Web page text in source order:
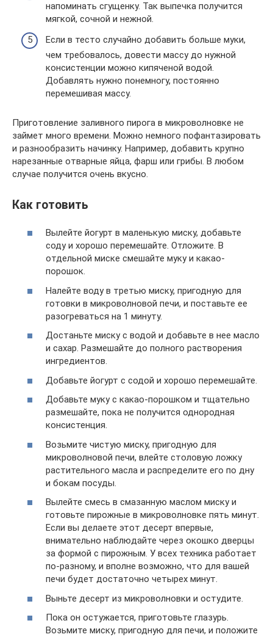
напоминать сгущенку. Так выпечка получится
мягкой, сочной и нежной.
Если в тесто случайно добавить больше муки,
чем требовалось, довести массу до нужной
консистенции можно кипяченой водой.
Добавлять нужно понемногу, постоянно
перемешивая массу.
Приготовление заливного пирога в микроволновке не
займет много времени. Можно немного пофантазировать
и разнообразить начинку. Например, добавить крупно
нарезанные отварные яйца, фарш или грибы. В любом
случае получится очень вкусно.
Как готовить
Вылейте йогурт в маленькую миску, добавьте
соду и хорошо перемешайте. Отложите. В
отдельной миске смешайте муку и какао-
порошок.
Налейте воду в третью миску, пригодную для
готовки в микроволновой печи, и поставьте ее
разогреваться на 1 минуту.
Достаньте миску с водой и добавьте в нее масло
и сахар. Размешайте до полного растворения
ингредиентов.
Добавьте йогурт с содой и хорошо перемешайте.
Добавьте муку с какао-порошком и тщательно
размешайте, пока не получится однородная
консистенция.
Возьмите чистую миску, пригодную для
микроволновой печи, влейте столовую ложку
растительного масла и распределите его по дну
и бокам посуды.
Вылейте смесь в смазанную маслом миску и
готовьте пирожные в микроволновке пять минут.
Если вы делаете этот десерт впервые,
внимательно наблюдайте через окошко дверцы
за формой с пирожным. У всех техника работает
по-разному, и вполне возможно, что для вашей
печи будет достаточно четырех минут.
Выньте десерт из микроволновки и остудите.
Пока он остужается, приготовьте глазурь.
Возьмите миску, пригодную для печи, и положите